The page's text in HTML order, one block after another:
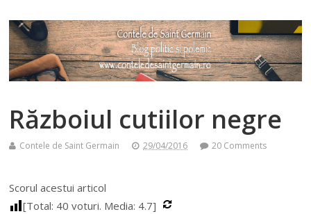
Războiul cutiilor negre
Contele de Saint Germain 29/04/2016 20 Comments
Scorul acestui articol
[Total: 40 voturi. Media: 4.7]